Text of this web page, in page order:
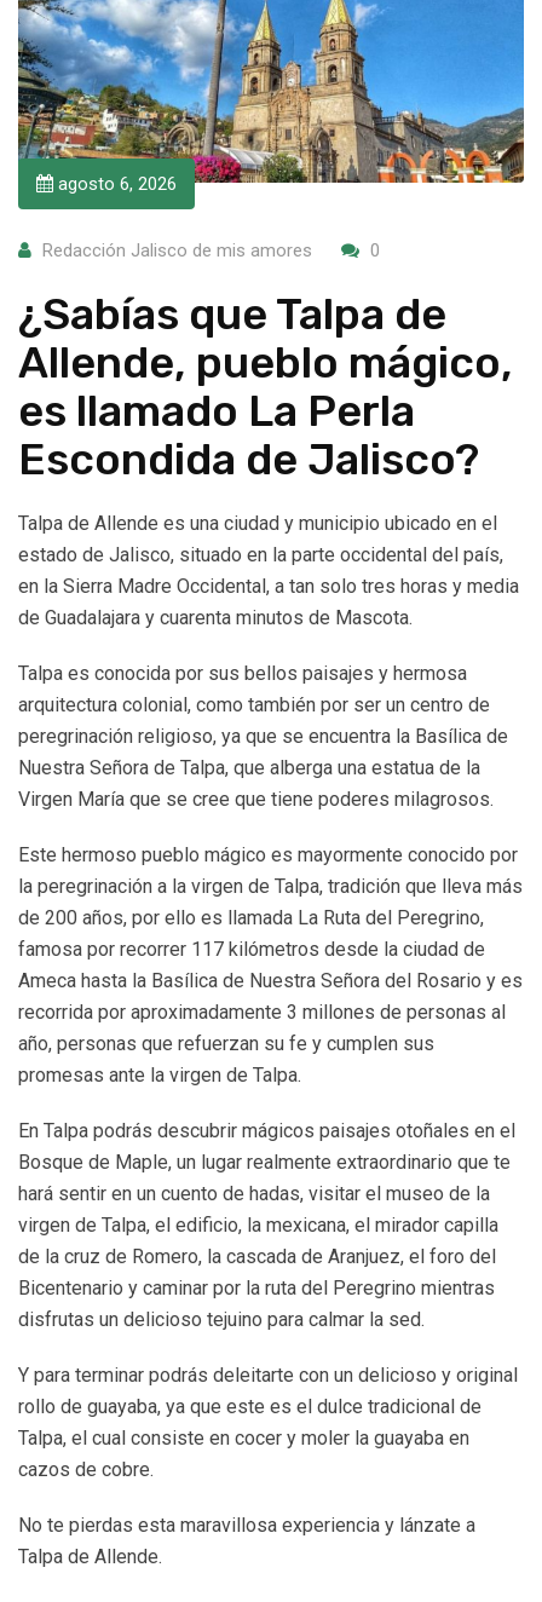
agosto 6, 2026
Redacción Jalisco de mis amores 0
¿Sabías que Talpa de
Allende, pueblo mágico,
es llamado La Perla
Escondida de Jalisco?
Talpa de Allende es una ciudad y municipio ubicado en el
estado de Jalisco, situado en la parte occidental del país,
en la Sierra Madre Occidental, a tan solo tres horas y media
de Guadalajara y cuarenta minutos de Mascota.
Talpa es conocida por sus bellos paisajes y hermosa
arquitectura colonial, como también por ser un centro de
peregrinación religioso, ya que se encuentra la Basílica de
Nuestra Señora de Talpa, que alberga una estatua de la
Virgen María que se cree que tiene poderes milagrosos.
Este hermoso pueblo mágico es mayormente conocido por
la peregrinación a la virgen de Talpa, tradición que lleva más
de 200 años, por ello es llamada La Ruta del Peregrino,
famosa por recorrer 117 kilómetros desde la ciudad de
Ameca hasta la Basílica de Nuestra Señora del Rosario y es
recorrida por aproximadamente 3 millones de personas al
año, personas que refuerzan su fe y cumplen sus
promesas ante la virgen de Talpa.
En Talpa podrás descubrir mágicos paisajes otoñales en el
Bosque de Maple, un lugar realmente extraordinario que te
hará sentir en un cuento de hadas, visitar el museo de la
virgen de Talpa, el edificio, la mexicana, el mirador capilla
de la cruz de Romero, la cascada de Aranjuez, el foro del
Bicentenario y caminar por la ruta del Peregrino mientras
disfrutas un delicioso tejuino para calmar la sed.
Y para terminar podrás deleitarte con un delicioso y original
rollo de guayaba, ya que este es el dulce tradicional de
Talpa, el cual consiste en cocer y moler la guayaba en
cazos de cobre.
No te pierdas esta maravillosa experiencia y lánzate a
Talpa de Allende.